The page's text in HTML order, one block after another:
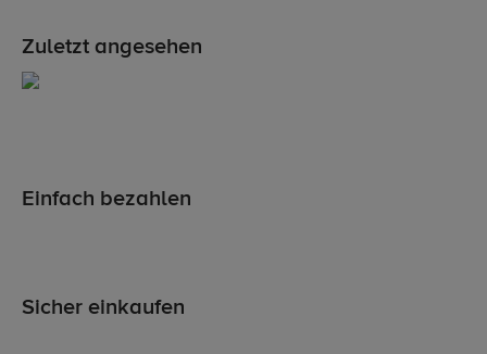
Zuletzt angesehen
Einfach bezahlen
Sicher einkaufen